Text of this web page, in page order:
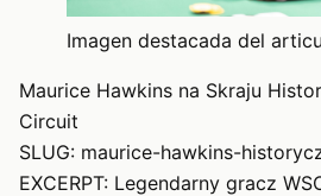
Imagen destacada del
Maurice Hawkins na Skraju
Circuit
SLUG: maurice-hawkins-
EXCERPT: Legendarny gracz